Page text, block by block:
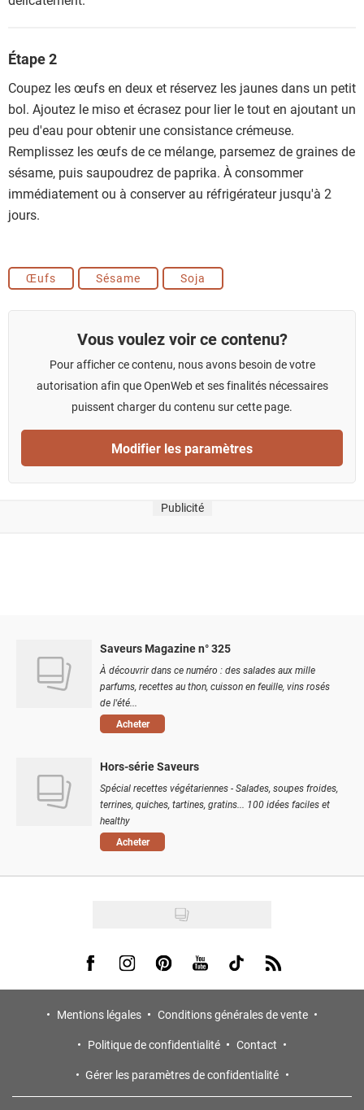
Étape 2
Coupez les œufs en deux et réservez les jaunes dans un petit
bol. Ajoutez le miso et écrasez pour lier le tout en ajoutant un
peu d'eau pour obtenir une consistance crémeuse.
Remplissez les œufs de ce mélange, parsemez de graines de
sésame, puis saupoudrez de paprika. À consommer
immédiatement ou à conserver au réfrigérateur jusqu'à 2
jours.
Œufs Sésame Soja
Vous voulez voir ce contenu?
Pour afficher ce contenu, nous avons besoin de votre
autorisation afin que OpenWeb et ses finalités nécessaires
puissent charger du contenu sur cette page.
Modifier les paramètres
Publicité
Saveurs Magazine n° 325
À découvrir dans ce numéro : des salades aux mille
parfums, recettes au thon, cuisson en feuille, vins rosés
de l'été...
Acheter
Hors-série Saveurs
Spécial recettes végétariennes - Salades, soupes froides,
terrines, quiches, tartines, gratins... 100 idées faciles et
healthy
Acheter
Visit us on Facebook
Visit us on Instagram
Visit us on Pinterest
Visit us on Youtube
Visit us on Tiktok
Visit us on Rss
Mentions légales
Conditions générales de vente
Politique de confidentialité
Contact
Gérer les paramètres de confidentialité